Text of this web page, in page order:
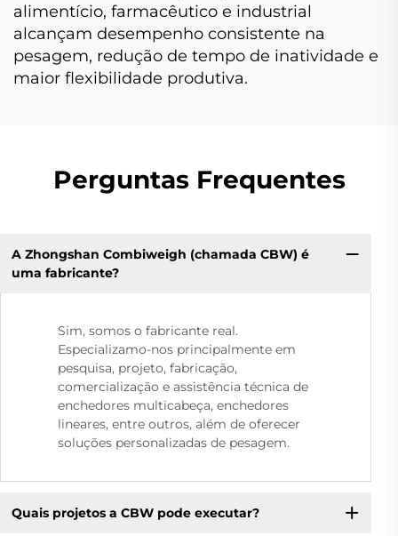
alimentício, farmacêutico e industrial
alcançam desempenho consistente na
pesagem, redução de tempo de inatividade e
maior flexibilidade produtiva.
Perguntas Frequentes
A Zhongshan Combiweigh (chamada CBW) é
uma fabricante?
Sim, somos o fabricante real.
Especializamo-nos principalmente em
pesquisa, projeto, fabricação,
comercialização e assistência técnica de
enchedores multicabeça, enchedores
lineares, entre outros, além de oferecer
soluções personalizadas de pesagem.
Quais projetos a CBW pode executar?